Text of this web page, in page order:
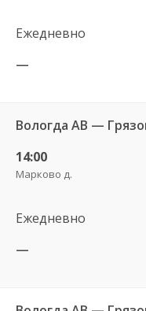
Ежедневно
—
Вологда АВ —
14:00
Марково д.
Ежедневно
—